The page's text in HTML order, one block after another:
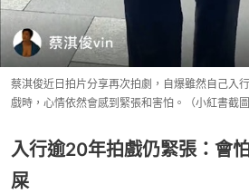
蔡淇俊近日拍片分享再次拍劇，自爆雖然自己入
戲時，心情依然會感到緊張和害怕。（小紅書截圖
入行逾20年拍戲仍緊張：會
屎